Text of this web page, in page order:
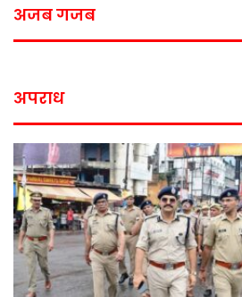
अजब गजब
अपराध